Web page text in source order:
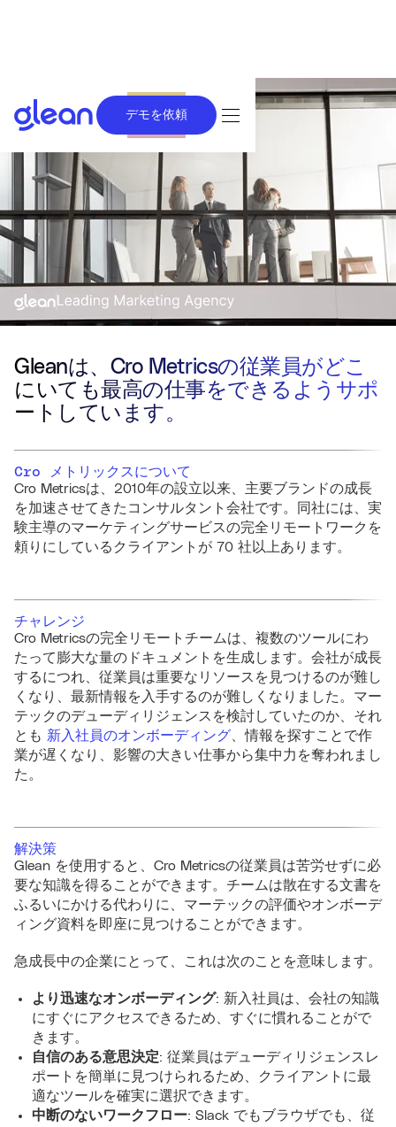
デモを依頼
Gleanは、Cro Metricsの従業員がどこ
にいても最高の仕事をできるようサポ
ートしています。
Cro メトリックスについて
Cro Metricsは、2010年の設立以来、主要ブランドの成長
を加速させてきたコンサルタント会社です。同社には、実
験主導のマーケティングサービスの完全リモートワークを
頼りにしているクライアントが 70 社以上あります。
チャレンジ
Cro Metricsの完全リモートチームは、複数のツールにわ
たって膨大な量のドキュメントを生成します。会社が成長
するにつれ、従業員は重要なリソースを見つけるのが難し
くなり、最新情報を入手するのが難しくなりました。マー
テックのデューディリジェンスを検討していたのか、それ
とも 新入社員のオンボーディング、情報を探すことで作
業が遅くなり、影響の大きい仕事から集中力を奪われまし
た。
解決策
Glean を使用すると、Cro Metricsの従業員は苦労せずに必
要な知識を得ることができます。チームは散在する文書を
ふるいにかける代わりに、マーテックの評価やオンボーデ
ィング資料を即座に見つけることができます。
急成長中の企業にとって、これは次のことを意味します。
より迅速なオンボーディング: 新入社員は、会社の知識
にすぐにアクセスできるため、すぐに慣れることがで
きます。
自信のある意思決定: 従業員はデューディリジェンスレ
ポートを簡単に見つけられるため、クライアントに最
適なツールを確実に選択できます。
中断のないワークフロー: Slack でもブラウザでも、従